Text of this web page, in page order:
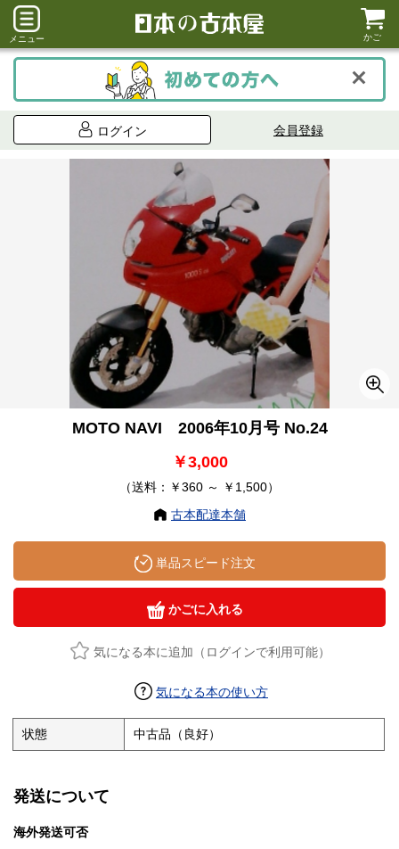
メニュー かご
ログイン 会員登録
MOTO NAVI 2006年10月号 No.24
￥3,000
（送料：￥360 ～ ￥1,500）
古本配達本舗
単品スピード注文
かごに入れる
気になる本に追加（ログインで利用可能）
気になる本の使い方
状態 中古品（良好）
発送について
海外発送可否